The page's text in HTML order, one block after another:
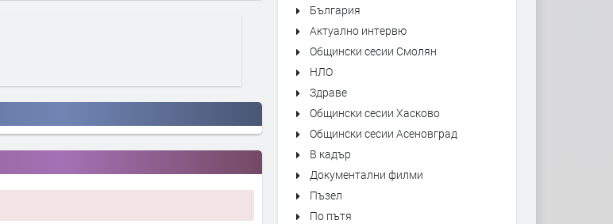
България
Актуално интервю
Общински сесии Смолян
НЛО
Здраве
Общински сесии Хасково
Общински сесии Асеновград
В кадър
Документални филми
Пъзел
По пътя